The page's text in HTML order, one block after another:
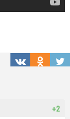
+2